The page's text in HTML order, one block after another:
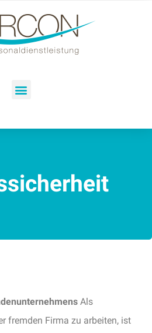
Als
fremden Firma zu arbeiten, ist